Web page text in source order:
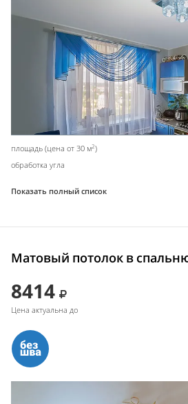
площадь (цена от 30 м2)
обработка угла
Показать полный список
Матовый потолок в
8414
Цена актуальна до